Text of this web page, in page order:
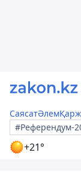
СаясатӘлем
#Референдум-
+21°